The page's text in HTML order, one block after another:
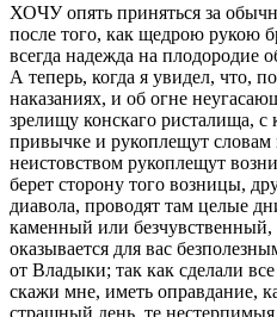
ХОЧУ опять приняться за
после того, как щедрою рукою
всегда надежда на плодородие
А теперь, когда я увидел, что,
наказаниях, и об огне
зрелищу конскаго ристалища,
привычке и рукоплещут словам
неистовством рукоплещут
берет сторону того возницы,
диавола, проводят там целые
каменный или безчувственный,
оказывается для вас
от Владыки; так как сделали
скажи мне, иметь оправдание,
страшный день, те